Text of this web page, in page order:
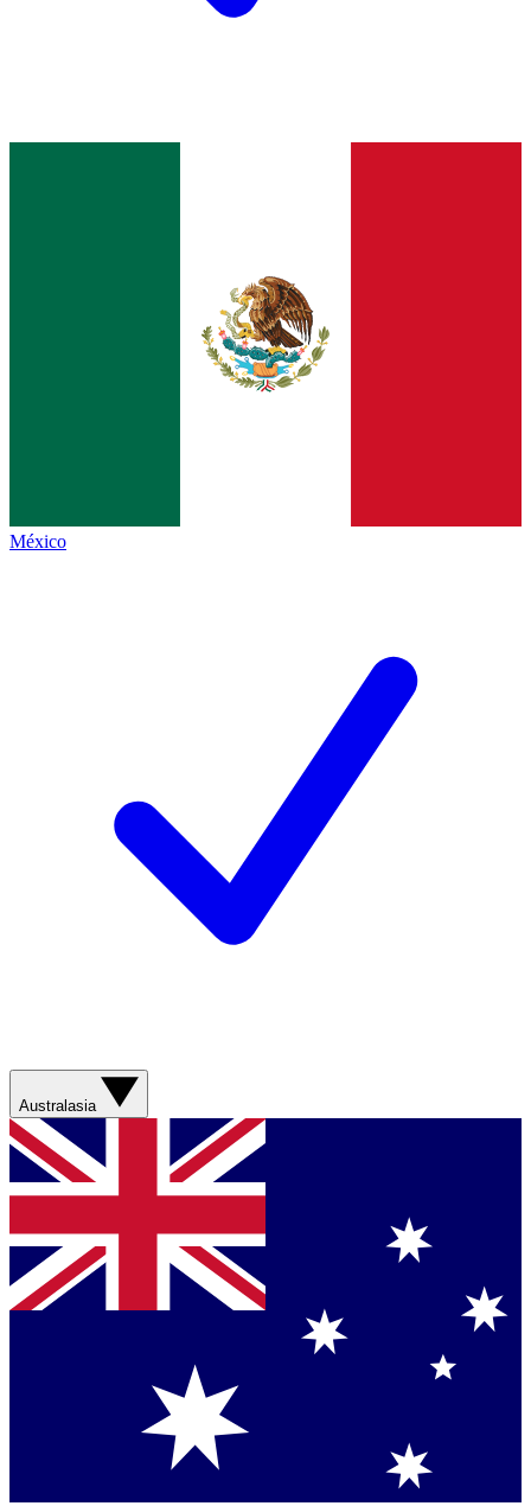
México
Australasia